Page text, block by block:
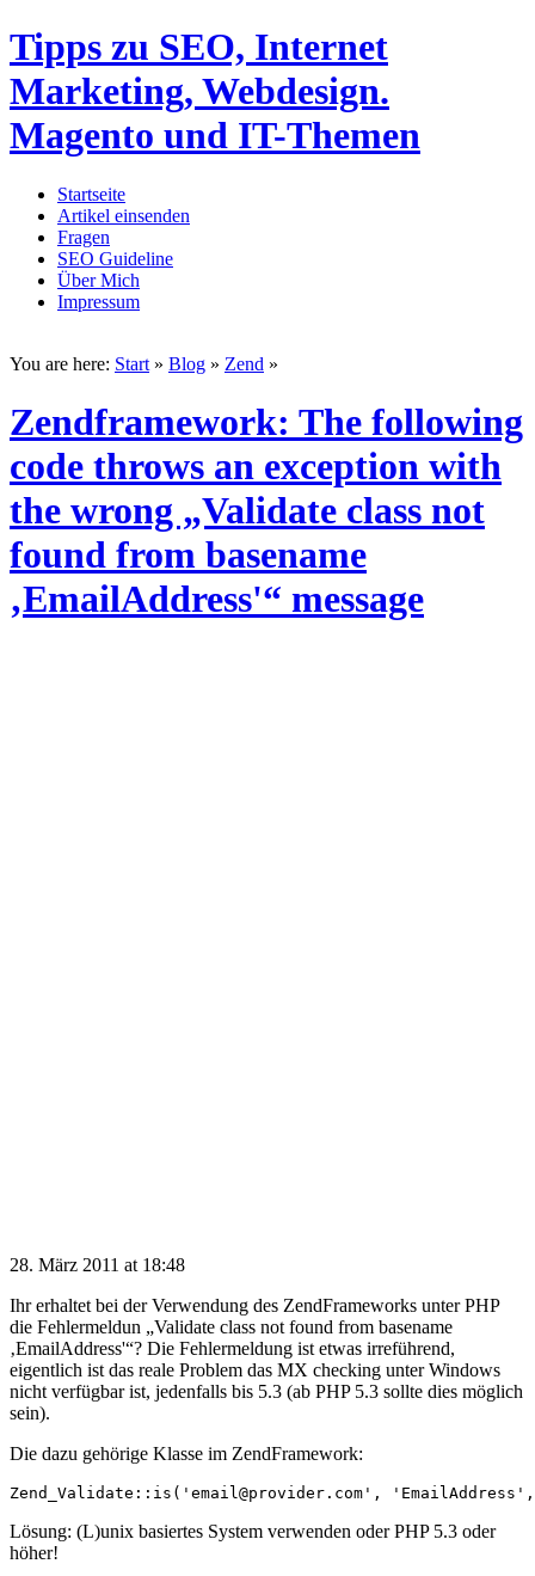
Tipps zu SEO, Internet
Marketing, Webdesign.
Magento und IT-Themen
Startseite
Artikel einsenden
Fragen
SEO Guideline
Über Mich
Impressum
You are here: Start » Blog » Zend »
Zendframework: The following
code throws an exception with
the wrong „Validate class not
found from basename
‚EmailAddress'“ message
28. März 2011 at 18:48
Ihr erhaltet bei der Verwendung des ZendFrameworks unter PHP
die Fehlermeldun „Validate class not found from basename
‚EmailAddress'“? Die Fehlermeldung ist etwas irreführend,
eigentlich ist das reale Problem das MX checking unter Windows
nicht verfügbar ist, jedenfalls bis 5.3 (ab PHP 5.3 sollte dies möglich
sein).
Die dazu gehörige Klasse im ZendFramework:
Lösung: (L)unix basiertes System verwenden oder PHP 5.3 oder
höher!